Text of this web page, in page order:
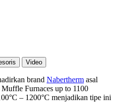
Video
brand Nabertherm asal
Furnaces up to 1100
– 1200°C menjadikan tipe ini